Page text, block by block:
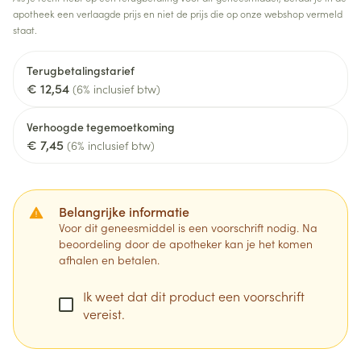
apotheek een verlaagde prijs en niet de prijs die op onze webshop vermeld
staat.
Terugbetalingstarief
€ 12,54 (6% inclusief btw)
Verhoogde tegemoetkoming
€ 7,45 (6% inclusief btw)
Belangrijke informatie
Voor dit geneesmiddel is een voorschrift nodig. Na
beoordeling door de apotheker kan je het komen
afhalen en betalen.
Ik weet dat dit product een voorschrift
vereist.